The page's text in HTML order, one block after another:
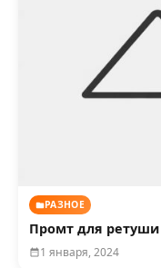
РАЗНОЕ
Промт для ретуши
1 января, 2024